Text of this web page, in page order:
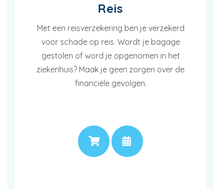
Reis
Met een reisverzekering ben je verzekerd
voor schade op reis. Wordt je bagage
gestolen of word je opgenomen in het
ziekenhuis? Maak je geen zorgen over de
financiële gevolgen.
PRIJS